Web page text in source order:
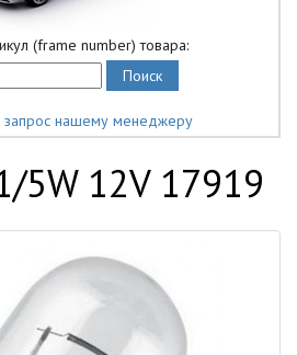
(frame number) товара:
запрос нашему менеджеру
5W 12V 17919